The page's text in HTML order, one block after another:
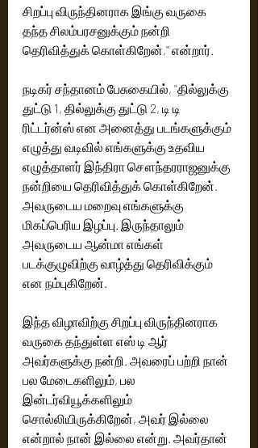
சிறப்பு விருந்தினராக இங்கு வருகை
தந்த சிலம்பரசனுக்கும் நன்றி
தெரிவித்துக் கொள்கிறேன்,'' என்றார்.
நடிகர் சந்தானம் பேசுகையில், ''தில்லுக்கு
துட்டு 1, தில்லுக்கு துட்டு 2, டி டி
ரிட்டர்ன்ஸ் என அனைத்து படங்களுக்கும்
எழுத்து வடிவில் எங்களுக்கு உதவிய
எழுத்தாளர் இந்திரா சௌந்தரராஜனுக்கு
நன்றியை தெரிவித்துக் கொள்கிறேன்.
அவருடைய மறைவு எங்களுக்கு
மிகப்பெரிய இழப்பு. இருந்தாலும்
அவருடைய ஆன்மா எங்கள்
படக்குழுவிற்கு வாழ்த்து தெரிவிக்கும்
என நம்புகிறேன்.
இந்த விழாவிற்கு சிறப்பு விருந்தினராக
வருகை தந்துள்ள எஸ் டி ஆர்
அவர்களுக்கு நன்றி. அவரைப் பற்றி நான்
பல மேடைகளிலும், பல
இன்டர்வியூக்களிலும்
சொல்லியிருக்கிறேன், அவர் இல்லை
என்றால் நான் இல்லை என்று. அவர்தான்